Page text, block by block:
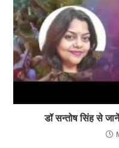
डॉ सन्तोष सिंह से